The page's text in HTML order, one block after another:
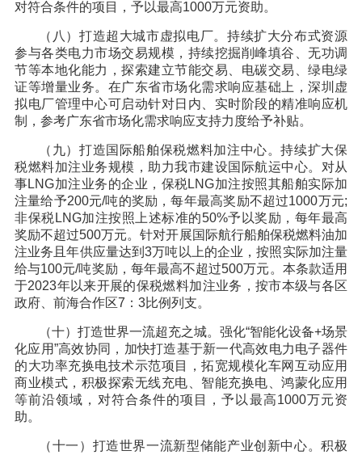
对符合条件的项目，予以最高1000万元资助。
（八）打造超大城市虚拟电厂。持续扩大分布式资源
参与各类电力市场交易规模，持续挖掘削峰填谷、无功调
节等本地化能力，探索建立节能交易、电碳交易、绿电绿
证等增量业务。在广东省市场化需求响应基础上，深圳虚
拟电厂管理中心可启动针对日内、实时阶段的精准响应机
制，参考广东省市场化需求响应支持力度给予补贴。
（九）打造国际船舶保税燃料加注中心。持续扩大保
税燃料加注业务规模，助力我市建设国际航运中心。对从
事LNG加注业务的企业，保税LNG加注按照其船舶实际加
注量给予200元/吨的奖励，每年最高奖励不超过1000万元;
非保税LNG加注按照上述标准的50%予以奖励，每年最高
奖励不超过500万元。针对开展国际航行船舶保税燃料油加
注业务且年供应量达到3万吨以上的企业，按照实际加注量
给与100元/吨奖励，每年最高不超过500万元。本条款适用
于2023年以来开展的保税燃料加注业务，按市本级与各区
政府、前海合作区7：3比例列支。
（十）打造世界一流超充之城。强化“智能化设备+场景
化应用”高效协同，加快打造基于新一代高效电力电子器件
的大功率充换电技术示范项目，拓宽规模化车网互动应用
商业模式，积极探索无线充电、智能充换电、鸿蒙化应用
等前沿领域，对符合条件的项目，予以最高1000万元资
助。
（十一）打造世界一流新型储能产业创新中心。积极